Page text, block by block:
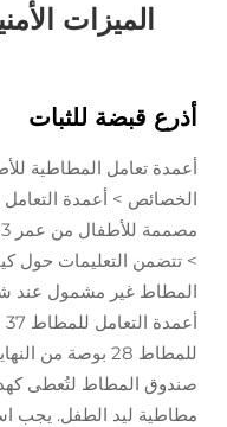
الميزات
أذرع قبضة للثبات
أعمدة تعامل المطاطية
الخصائص > أعمدة
> تتضمن التعليمات حول
المطاط غير مشمول عند
للمطاط 28 بوصة
صندوق المطاط لتُعطى
مطاطية ليد الطفل. يجب